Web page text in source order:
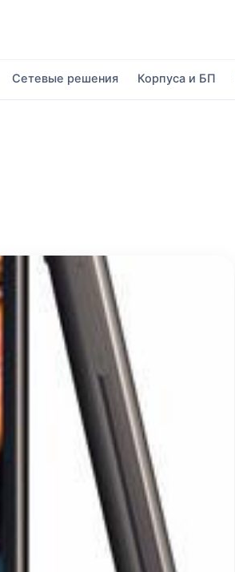
Сетевые решения Корпуса и БП